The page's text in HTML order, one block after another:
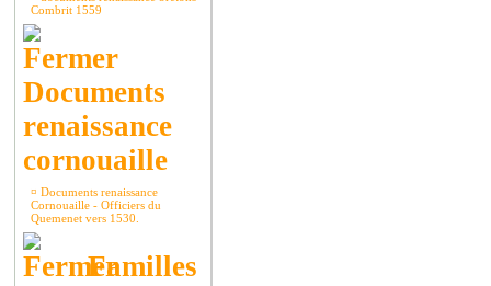
Combrit 1559
Documents
renaissance
cornouaille
¤ Documents renaissance
Cornouaille - Officiers du
Quemenet vers 1530.
Familles